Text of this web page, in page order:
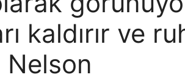
kaldırır ve
Nelson